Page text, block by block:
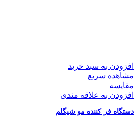
افزودن به سبد خرید
مشاهده سریع
مقایسه
افزودن به علاقه مندی
دستگاه فر کننده مو شیگلم